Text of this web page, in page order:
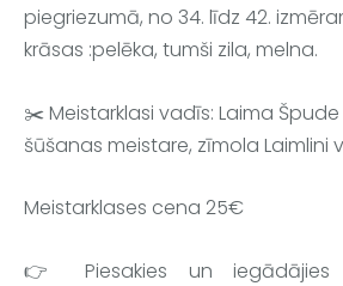
piegriezumā, no 34. līdz 42.
krāsas :pelēka, tumši zila, melna.
✂️ Meistarklasi vadīs: Laima
šūšanas meistare, zīmola Laimlini
Meistarklases cena 25€
👉 Piesakies un iegādājies